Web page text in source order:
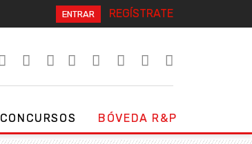
ENTRAR REGÍSTRATE
CONCURSOS BÓVEDA R&P